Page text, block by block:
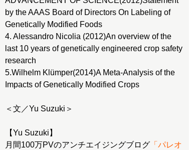
by the AAAS Board of Directors On Labeling of
Genetically Modified Foods
4. Alessandro Nicolia (2012)An overview of the
last 10 years of genetically engineered crop safety
research
5.Wilhelm Klümper(2014)A Meta-Analysis of the
Impacts of Genetically Modified Crops
＜文／Yu Suzuki＞
【Yu Suzuki】
月間100万PVのアンチエイジングブログ 「パレオ